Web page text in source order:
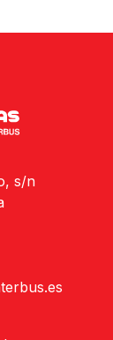
s/n